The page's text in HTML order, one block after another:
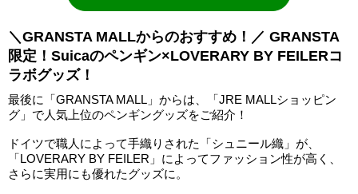
＼GRANSTA MALLからのおすすめ！／ GRANSTA
限定！Suicaのペンギン×LOVERARY BY FEILERコ
ラボグッズ！
最後に「GRANSTA MALL」からは、「JRE MALLショッピン
グ」で人気上位のペンギングッズをご紹介！
ドイツで職人によって手織りされた「シュニール織」が、
「LOVERARY BY FEILER」によってファッション性が高く、
さらに実用にも優れたグッズに。